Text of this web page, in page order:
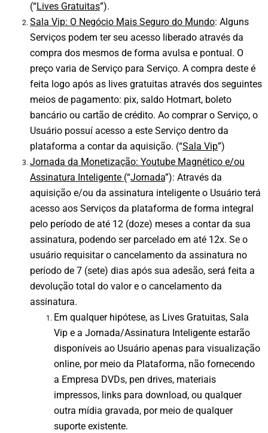
(“Lives Gratuitas”).
Sala Vip: O Negócio Mais Seguro do Mundo: Alguns
Serviços podem ter seu acesso liberado através da
compra dos mesmos de forma avulsa e pontual. O
preço varia de Serviço para Serviço. A compra deste é
feita logo após as lives gratuitas através dos seguintes
meios de pagamento: pix, saldo Hotmart, boleto
bancário ou cartão de crédito. Ao comprar o Serviço, o
Usuário possuí acesso a este Serviço dentro da
plataforma a contar da aquisição. (“Sala Vip”)
Jornada da Monetização: Youtube Magnético e/ou
Assinatura Inteligente (“Jornada”): Através da
aquisição e/ou da assinatura inteligente o Usuário terá
acesso aos Serviços da plataforma de forma integral
pelo período de até 12 (doze) meses a contar da sua
assinatura, podendo ser parcelado em até 12x. Se o
usuário requisitar o cancelamento da assinatura no
período de 7 (sete) dias após sua adesão, será feita a
devolução total do valor e o cancelamento da
assinatura.
Em qualquer hipótese, as Lives Gratuitas, Sala
Vip e a Jornada/Assinatura Inteligente estarão
disponíveis ao Usuário apenas para visualização
online, por meio da Plataforma, não fornecendo
a Empresa DVDs, pen drives, materiais
impressos, links para download, ou qualquer
outra mídia gravada, por meio de qualquer
suporte existente.